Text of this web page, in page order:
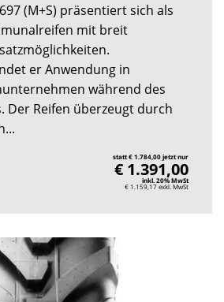
(M+S) präsentiert sich als
mit breit
er Anwendung in
während des
Der Reifen überzeugt durch
statt € 1.784,00 jetzt nur
€ 1.391,00
inkl. 20% MwSt
€ 1.159,17exkl. MwSt